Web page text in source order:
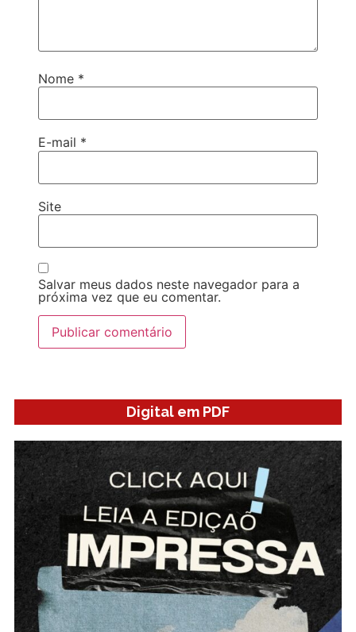
Nome *
E-mail *
Site
Salvar meus dados neste navegador para a
próxima vez que eu comentar.
Digital em PDF